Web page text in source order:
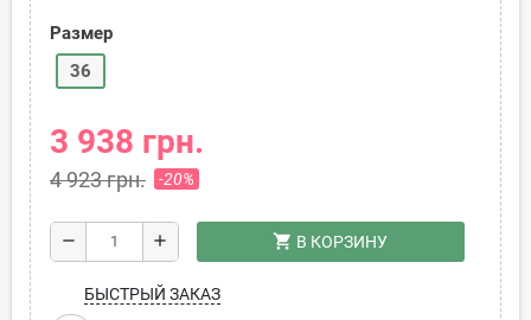
Размер
36
3 938 грн.
4 923 грн. -20%
remove add shopping_cart В КОРЗИНУ
БЫСТРЫЙ ЗАКАЗ